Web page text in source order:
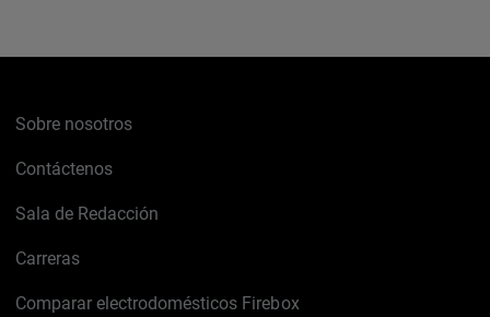
Sobre nosotros
Contáctenos
Sala de Redacción
Carreras
Comparar electrodomésticos Firebox